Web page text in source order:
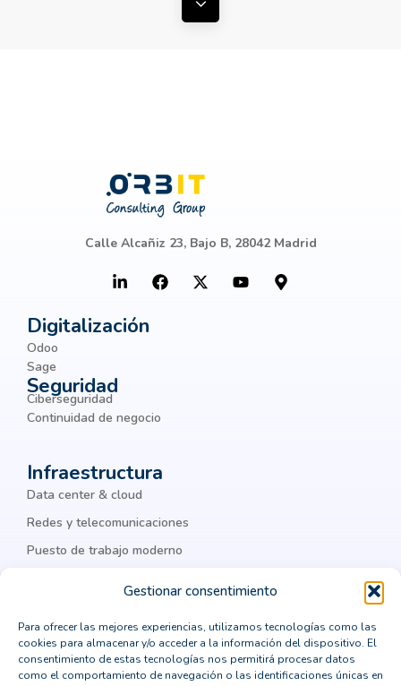
Gestionar consentimiento
Para ofrecer las mejores experiencias, utilizamos tecnologías como las
cookies para almacenar y/o acceder a la información del dispositivo. El
consentimiento de estas tecnologías nos permitirá procesar datos
como el comportamiento de navegación o las identificaciones únicas en
Backup y Disaster Recovery
hiperconvergentes
Big Data
Botnets
Business Intelligence
business process management
chatbots
ciber amenazas
ciberseguridad corporativa
Cisco Meraki
Citrix
cloud computing
cloud privada
colaboración
Colaboración Empresarial
como integrar un ERP
comprar un crm vertical
computación en la nube
Mostrar todas las etiquetas
Calle Alcañiz 23, Bajo B, 28042 Madrid
Digitalización
Odoo
Sage
Seguridad
Ciberseguridad
Continuidad de negocio
Infraestructura
Data center & cloud
Redes y telecomunicaciones
Puesto de trabajo moderno
Legal
Política de privacidad
Política de cookies